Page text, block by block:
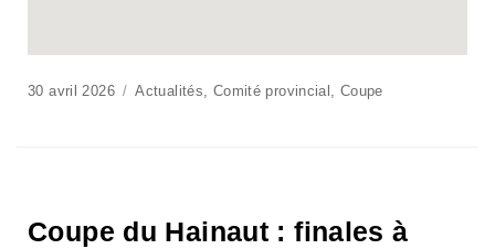
30 avril 2026 Actualités Comité provincial Coupe
Coupe du Hainaut : finales à